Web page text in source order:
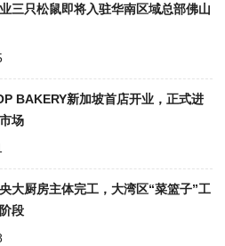
三只松鼠即将入驻华南区域总部佛山
BAKERY新加坡首店开业，正式进
场
大厨房主体完工，大湾区“菜篮子”工
段